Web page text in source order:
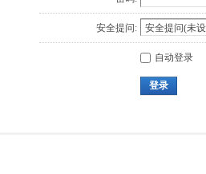
安全提问:
自动登录
登录